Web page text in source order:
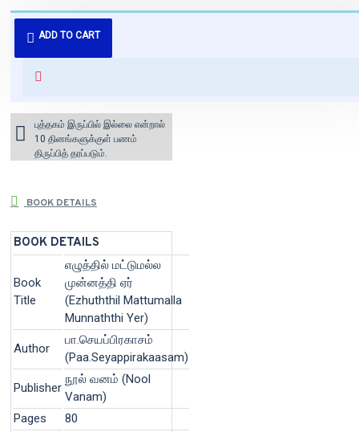
ADD TO CART
புத்தகம் 3 - 7 நாட்களில் அனுப்பி
வைக்கப்படும்.
for orders above ₹1000 within
புத்தகம் இருப்பில் இல்லை என்றால்
10 தினங்களுக்குள் பணம்
திருப்பித் தரப்படும்.
BOOK DETAILS
BOOK DETAILS
Book
Title
எழுத்தில் மட்டுமல்ல
முன்னத்தி ஏர்
(Ezhuththil Mattumalla
Munnaththi Yer)
Author
பா.செயப்பிரகாசம்
(Paa.Seyappirakaasam)
Publisher
நூல் வனம் (Nool
Vanam)
Pages
80